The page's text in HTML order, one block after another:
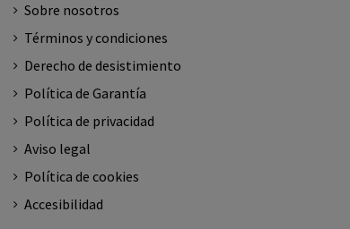
Sobre nosotros
Términos y condiciones
Derecho de desistimiento
Política de Garantía
Política de privacidad
Aviso legal
Política de cookies
Accesibilidad